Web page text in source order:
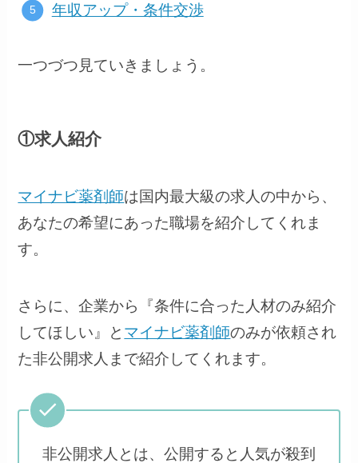
年収アップ・条件交渉
一つづつ見ていきましょう。
①求人紹介
マイナビ薬剤師は国内最大級の求人の中から、
あなたの希望にあった職場を紹介してくれま
す。
さらに、企業から『条件に合った人材のみ紹介
してほしい』と マイナビ薬剤師のみが依頼され
た非公開求人まで紹介してくれます。
非公開求人とは、公開すると人気が殺到